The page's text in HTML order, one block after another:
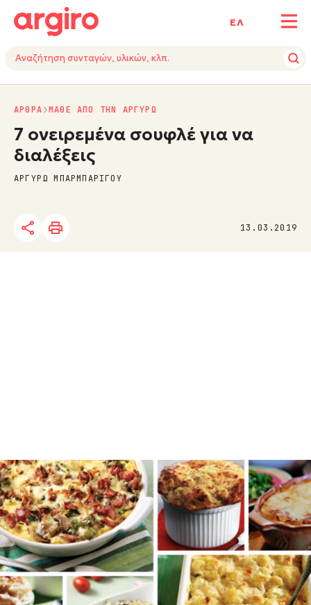
ΕΛ
13.03.2019
ΑΡΘΡΑ ΜΑΘΕ ΑΠΟ ΤΗΝ ΑΡΓΥΡΩ
7 ονειρεμένα σουφλέ για να
διαλέξεις
ΑΡΓΥΡΩ ΜΠΑΡΜΠΑΡΙΓΟΥ
Ποιος μπορεί να αντισταθεί σε ένα αέρινο,
μοσχομυριστό και αφράτο σουφλέ;
Μα κανείς φυσικά!
Θέλετε με λαχανικά, θέλετε με ζυμαρικά, με ψωμί ή
με τυριά, εδώ σας έχω συνταγές υπέροχες, για να
διαλέξετε και να φτιάξετε το δικό σας